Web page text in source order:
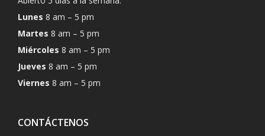
Lunes 8 am – 5 pm
Martes 8 am – 5 pm
Miércoles 8 am – 5 pm
Jueves 8 am – 5 pm
Viernes 8 am – 5 pm
CONTÁCTENOS